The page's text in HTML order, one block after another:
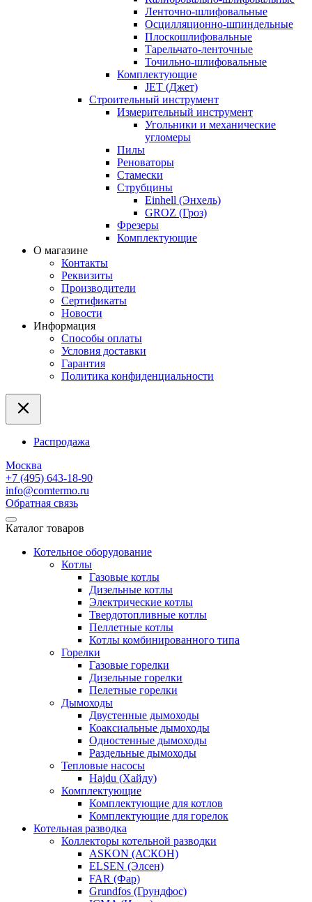
Ленточно-шлифовальные
Осцилляционно-шпиндельные
Плоскошлифовальные
Тарельчато-ленточные
Точильно-шлифовальные
Комплектующие
JET (Джет)
Строительный инструмент
Измерительный инструмент
Угольники и механические
угломеры
Пилы
Реноваторы
Стамески
Струбцины
Einhell (Энхель)
GROZ (Гроз)
Фрезеры
Комплектующие
О магазине
Контакты
Реквизиты
Производители
Сертификаты
Новости
Информация
Способы оплаты
Условия доставки
Гарантия
Политика конфиденциальности
Распродажа
Москва
+7 (495) 643-18-90
info@comtermo.ru
Обратная связь
Каталог товаров
Котельное оборудование
Котлы
Газовые котлы
Дизельные котлы
Электрические котлы
Твердотопливные котлы
Пеллетные котлы
Котлы комбинированного типа
Горелки
Газовые горелки
Дизельные горелки
Пелетные горелки
Дымоходы
Двустенные дымоходы
Коаксиальные дымоходы
Одностенные дымоходы
Раздельные дымоходы
Тепловые насосы
Hajdu (Хайду)
Комплектующие
Комплектующие для котлов
Комплектующие для горелок
Котельная разводка
Коллекторы котельной разводки
ASKON (АСКОН)
ELSEN (Элсен)
FAR (Фар)
Grundfos (Грундфос)